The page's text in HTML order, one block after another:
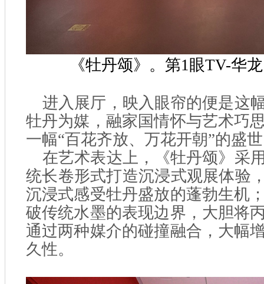
《牡丹颂》。第1眼TV-华
进入展厅，映入眼帘的便是这
牡丹为媒，融家国情怀与艺术巧
一幅“百花齐放、万花开朝”的盛
在艺术表达上，《牡丹颂》采
统长卷形式打造沉浸式观展体验
沉浸式感受牡丹盛放的蓬勃生机
破传统水墨的表现边界，大胆将
通过两种媒介的碰撞融合，大幅
久性。